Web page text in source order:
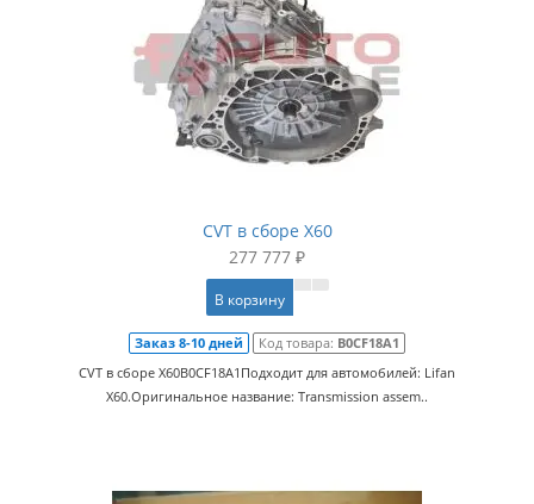
CVT в сборе X60
277 777 ₽
В корзину
Заказ 8-10 дней Код товара: B0CF18A1
CVT в сборе X60B0CF18A1Подходит для автомобилей: Lifan
X60.Оригинальное название: Transmission assem..